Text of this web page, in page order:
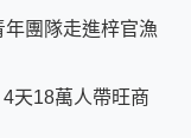
團隊走進梓官漁
天18萬人帶旺商